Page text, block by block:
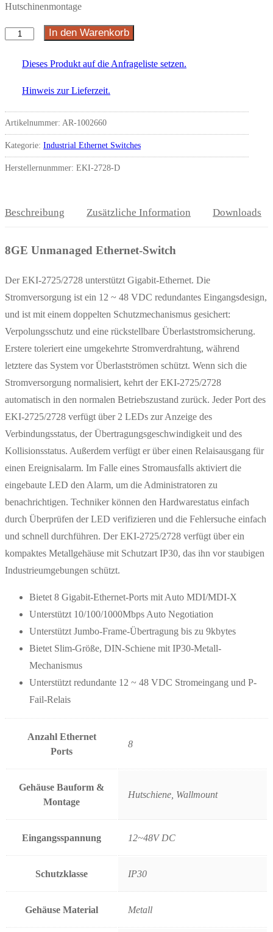
Hutschinenmontage
In den Warenkorb
Dieses Produkt auf die Anfrageliste setzen.
Hinweis zur Lieferzeit.
Artikelnummer: AR-1002660
Kategorie: Industrial Ethernet Switches
Herstellernunmmer: EKI-2728-D
Beschreibung Zusätzliche Information Downloads
8GE Unmanaged Ethernet-Switch
Der EKI-2725/2728 unterstützt Gigabit-Ethernet. Die
Stromversorgung ist ein 12 ~ 48 VDC redundantes Eingangsdesign,
und ist mit einem doppelten Schutzmechanismus gesichert:
Verpolungsschutz und eine rückstellbare Überlaststromsicherung.
Erstere toleriert eine umgekehrte Stromverdrahtung, während
letztere das System vor Überlastströmen schützt. Wenn sich die
Stromversorgung normalisiert, kehrt der EKI-2725/2728
automatisch in den normalen Betriebszustand zurück. Jeder Port des
EKI-2725/2728 verfügt über 2 LEDs zur Anzeige des
Verbindungsstatus, der Übertragungsgeschwindigkeit und des
Kollisionsstatus. Außerdem verfügt er über einen Relaisausgang für
einen Ereignisalarm. Im Falle eines Stromausfalls aktiviert die
eingebaute LED den Alarm, um die Administratoren zu
benachrichtigen. Techniker können den Hardwarestatus einfach
durch Überprüfen der LED verifizieren und die Fehlersuche einfach
und schnell durchführen. Der EKI-2725/2728 verfügt über ein
kompaktes Metallgehäuse mit Schutzart IP30, das ihn vor staubigen
Industrieumgebungen schützt.
Bietet 8 Gigabit-Ethernet-Ports mit Auto MDI/MDI-X
Unterstützt 10/100/1000Mbps Auto Negotiation
Unterstützt Jumbo-Frame-Übertragung bis zu 9kbytes
Bietet Slim-Größe, DIN-Schiene mit IP30-Metall-
Mechanismus
Unterstützt redundante 12 ~ 48 VDC Stromeingang und P-
Fail-Relais
Anzahl Ethernet
Ports
8
Gehäuse Bauform &
Montage
Hutschiene, Wallmount
Eingangsspannung 12~48V DC
Schutzklasse IP30
Gehäuse Material Metall